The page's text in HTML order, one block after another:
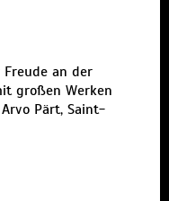
an der
großen Werken
Pärt, Saint-